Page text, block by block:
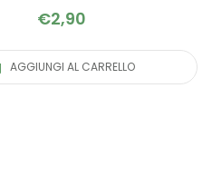
€2,90
AGGIUNGI AL CARRELLO